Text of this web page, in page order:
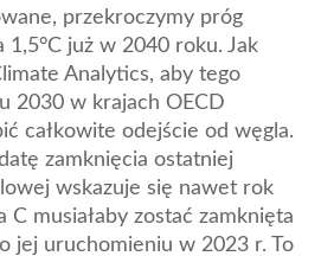
przekroczymy próg
1,5°C już w 2040 roku. Jak
Analytics, aby tego
2030 w krajach OECD
całkowite odejście od węgla.
zamknięcia ostatniej
wskazuje się nawet rok
C musiałaby zostać zamknięta
jej uruchomieniu w 2023 r. To